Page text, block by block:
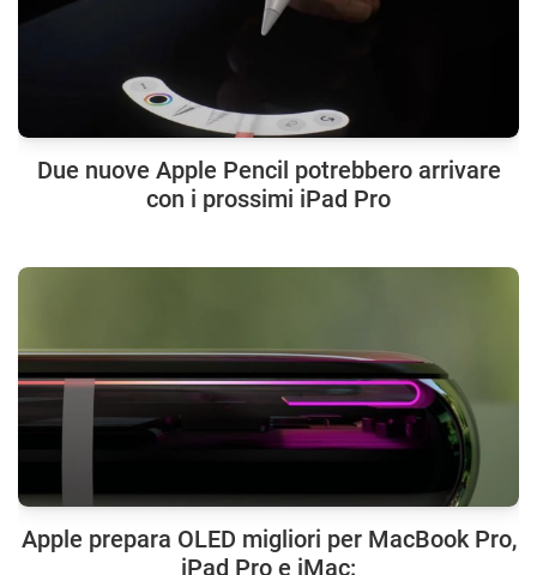
Due nuove Apple Pencil potrebbero arrivare
con i prossimi iPad Pro
Apple prepara OLED migliori per MacBook Pro,
iPad Pro e iMac: